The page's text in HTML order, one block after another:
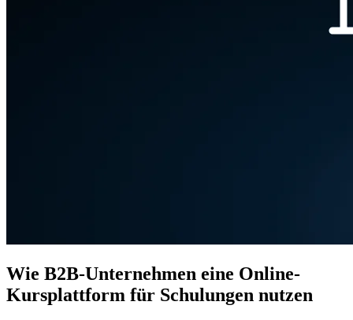
Wie B2B-Unternehmen eine Online-
Kursplattform für Schulungen nutzen